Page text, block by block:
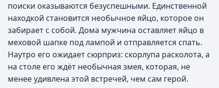
поиски оказываются безуспешными. Единственной
находкой становится необычное яйцо, которое он
забирает с собой. Дома мужчина оставляет яйцо в
меховой шапке под лампой и отправляется спать.
Наутро его ожидает сюрприз: скорлупа расколота, а
на столе его ждёт необычная змея, которая, не
менее удивлена этой встречей, чем сам герой.